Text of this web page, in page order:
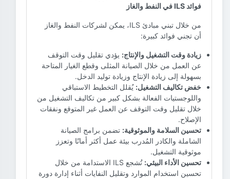
فوائد ILS في النفط والغاز
من خلال تبني مبادئ ILS، يمكن لشركات النفط والغاز
أن تجني فوائد كبيرة:
زيادة وقت التشغيل والإنتاج: يؤدي تقليل وقت التوقف
عن العمل من خلال الصيانة المثلى وقطع الغيار المتاحة
بسهولة إلى زيادة الإنتاج وزيادة توليد الدخل.
خفض تكاليف التشغيل: يُقلل التخطيط الاستباقي
واللوجستيات الفعالة بشكل كبير من تكاليف التشغيل من
خلال تقليل وقت التوقف عن العمل غير المتوقع ونفقات
الإصلاح.
تحسين السلامة والموثوقية: تضمن برامج الصيانة
الشاملة والكادر المُدرب بيئة عمل أكثر أمانًا وتعزز
موثوقية التشغيل.
تحسين الأداء البيئي:
تُشجع ILS الاستدامة من خلال
تحسين استخدام الموارد وتقليل النفايات أثناء إدارة دورة